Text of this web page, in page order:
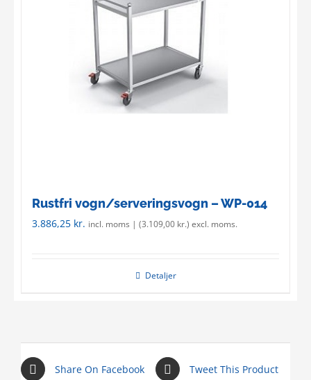
Rustfri vogn/serveringsvogn – WP-014
3.886,25 kr. incl. moms | (3.109,00 kr.) excl. moms.
Detaljer
Share On Facebook Tweet This Product